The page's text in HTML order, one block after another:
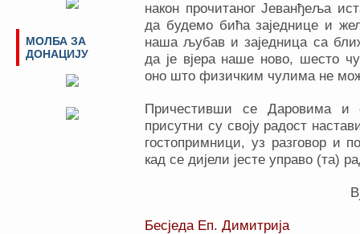
након прочитаног Јеванђеља
да будемо бића заједнице и
наша љубав и заједница са
да је вјера наше ново, шесто
оно што физичким чулима не
Причестивши се Даровима и
присутни су своју радост
гостопримници, уз разговор и
кад се дијели јесте управо (та)
Бесједа Еп. Димитрија
МОЛБА ЗА
ДОНАЦИЈУ